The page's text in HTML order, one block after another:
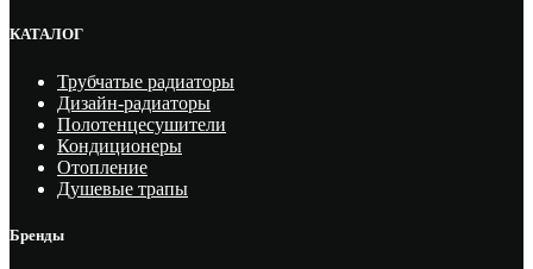
КАТАЛОГ
Трубчатые радиаторы
Дизайн-радиаторы
Полотенцесушители
Кондиционеры
Отопление
Душевые трапы
Бренды